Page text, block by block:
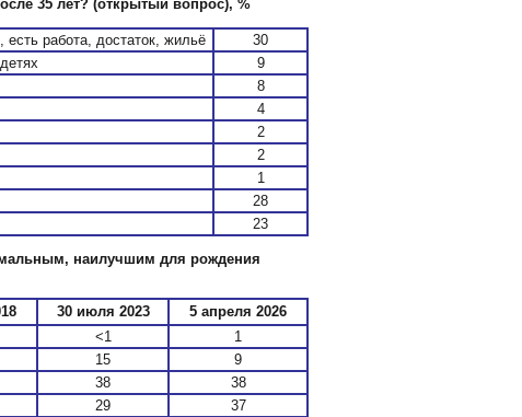
35 лет? (открытый вопрос), %
работа, достаток, жильё
30
9
8
4
2
2
1
28
23
наилучшим для рождения
30 июля 2023
5 апреля 2026
<1
1
15
9
38
38
29 37